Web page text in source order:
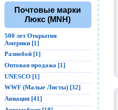
Почтовые марки
Люкс (MNH)
500 лет Открытия
Америки [1]
Разнобой [1]
Оптовая продажа [1]
UNESCO [1]
WWF (Малые Листы) [32]
Авиация [41]